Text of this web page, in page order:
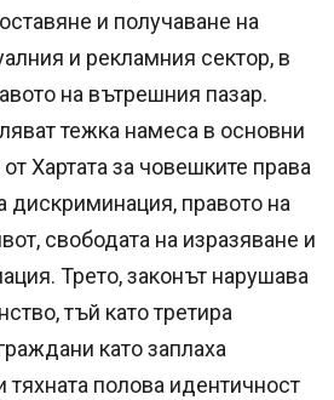
и получаване на
и рекламния сектор, в
на вътрешния пазар.
тежка намеса в основни
Хартата за човешките права
дискриминация, правото на
свободата на изразяване и
Трето, законът нарушава
тъй като третира
като заплаха
тяхната полова идентичност